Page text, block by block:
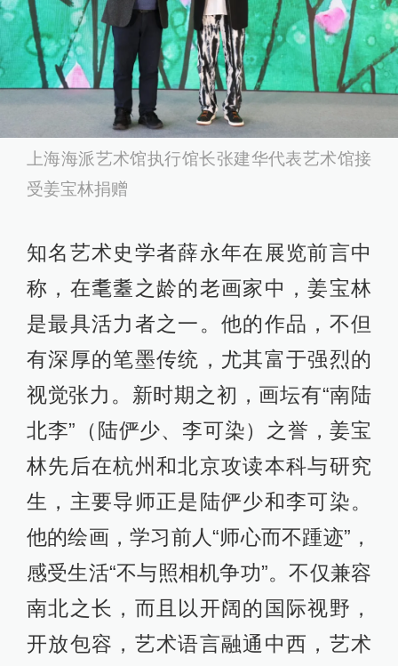
上海海派艺术馆执行馆长张建华代表艺术馆接
受姜宝林捐赠
知名艺术史学者薛永年在展览前言中
称，在耄耋之龄的老画家中，姜宝林
是最具活力者之一。他的作品，不但
有深厚的笔墨传统，尤其富于强烈的
视觉张力。新时期之初，画坛有“南陆
北李”（陆俨少、李可染）之誉，姜宝
林先后在杭州和北京攻读本科与研究
生，主要导师正是陆俨少和李可染。
他的绘画，学习前人“师心而不踵迹”，
感受生活“不与照相机争功”。不仅兼容
南北之长，而且以开阔的国际视野，
开放包容，艺术语言融通中西，艺术